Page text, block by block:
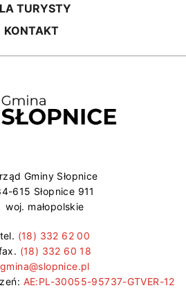
TURYSTY
KONTAKT
Gminy Słopnice
615 Słopnice 911
woj. małopolskie
tel. (18) 332 62 00
(18) 332 60 18
gmina@slopnice.pl
AE:PL-30055-95737-GTVER-12